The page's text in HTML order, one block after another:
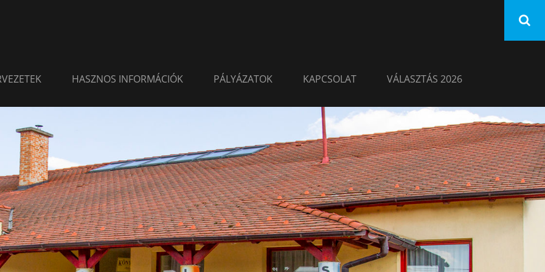
HASZNOS INFORMÁCIÓK PÁLYÁZATOK KAPCSOLAT VÁLASZTÁS 2026